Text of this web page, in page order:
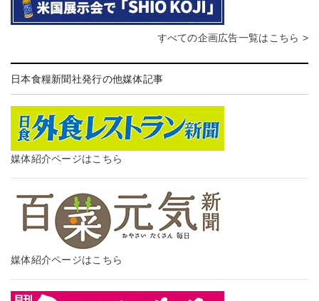
すべての企画広告一覧はこちら >
日本食糧新聞社発行の他媒体記事
媒体紹介ページはこちら
媒体紹介ページはこちら